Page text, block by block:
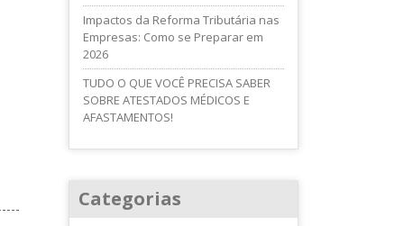
Impactos da Reforma Tributária nas
Empresas: Como se Preparar em
2026
TUDO O QUE VOCÊ PRECISA SABER
SOBRE ATESTADOS MÉDICOS E
AFASTAMENTOS!
Categorias